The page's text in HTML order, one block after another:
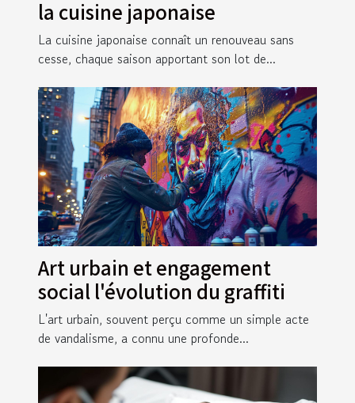
la cuisine japonaise
La cuisine japonaise connaît un renouveau sans
cesse, chaque saison apportant son lot de...
Art urbain et engagement
social l'évolution du graffiti
L'art urbain, souvent perçu comme un simple acte
de vandalisme, a connu une profonde...